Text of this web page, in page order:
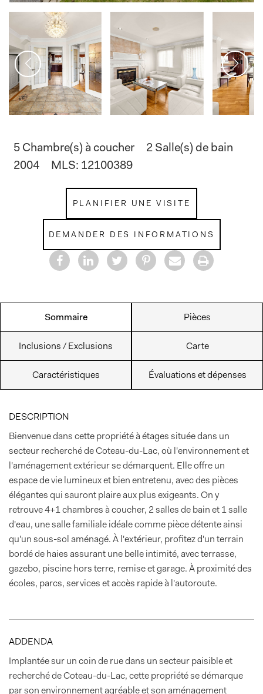
5 Chambre(s) à coucher
2 Salle(s) de bain
2004
MLS: 12100389
PLANIFIER UNE VISITE
DEMANDER DES INFORMATIONS
Sommaire Pièces
Inclusions / Exclusions Carte
Caractéristiques Évaluations et dépenses
DESCRIPTION
Bienvenue dans cette propriété à étages située dans un
secteur recherché de Coteau-du-Lac, où l'environnement et
l'aménagement extérieur se démarquent. Elle offre un
espace de vie lumineux et bien entretenu, avec des pièces
élégantes qui sauront plaire aux plus exigeants. On y
retrouve 4+1 chambres à coucher, 2 salles de bain et 1 salle
d'eau, une salle familiale idéale comme pièce détente ainsi
qu'un sous-sol aménagé. À l'extérieur, profitez d'un terrain
bordé de haies assurant une belle intimité, avec terrasse,
gazebo, piscine hors terre, remise et garage. À proximité des
écoles, parcs, services et accès rapide à l'autoroute.
ADDENDA
Implantée sur un coin de rue dans un secteur paisible et
recherché de Coteau-du-Lac, cette propriété se démarque
par son environnement agréable et son aménagement